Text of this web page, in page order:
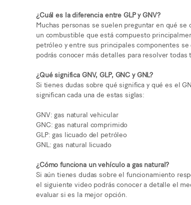
¿Cuál es la diferencia entre GLP y GNV?
Muchas personas se suelen preguntar en qué
un combustible que está compuesto
petróleo y entre sus principales componentes
podrás conocer más detalles para resolver todas
¿Qué significa GNV, GLP, GNC y GNL?
Si tienes dudas sobre qué significa y qué es el
significan cada una de estas siglas:
GNV: gas natural vehicular
GNC: gas natural comprimido
GLP: gas licuado del petróleo
GNL: gas natural licuado
¿Cómo funciona un vehículo a gas natural?
Si aún tienes dudas sobre el funcionamiento
el siguiente video podrás conocer a detalle el
evaluar si es la mejor opción.